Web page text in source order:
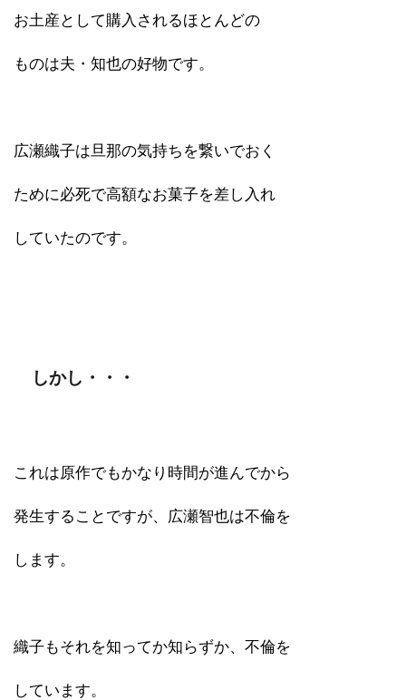
お土産として購入されるほとんどの
ものは夫・知也の好物です。
広瀬織子は旦那の気持ちを繋いでおく
ために必死で高額なお菓子を差し入れ
していたのです。
しかし・・・
これは原作でもかなり時間が進んでから
発生することですが、広瀬智也は不倫を
します。
織子もそれを知ってか知らずか、不倫を
しています。